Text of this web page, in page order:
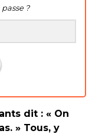
?
dit : « On
» Tous, y